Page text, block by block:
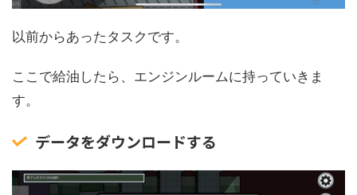
以前からあったタスクです。
ここで給油したら、エンジンルームに持っていきま
す。
データをダウンロードする